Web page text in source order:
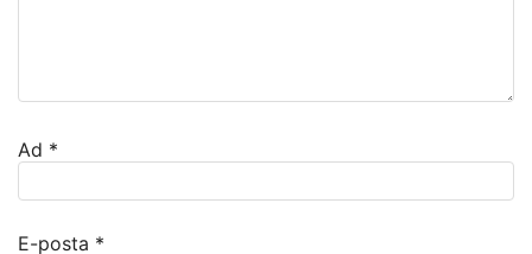
Ad *
E-posta *